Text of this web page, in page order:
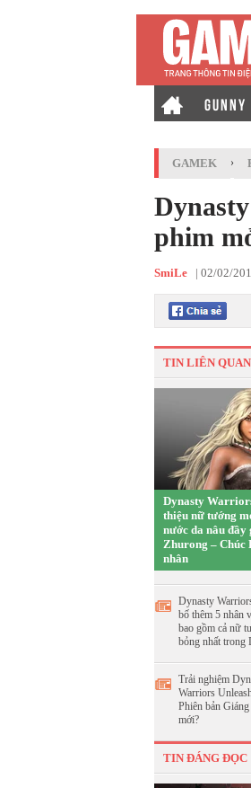
GUNNY
GAMEK ›
phim
SmiLe | 02/02/
TIN LIÊN QUAN
Dynasty
thiệu nữ tướng
nước da nâu đầy
Zhurong – Chúc
nhân
Dynasty
bố thêm 5 nhân
bao gồm cả nữ
bỏng nhất trong
Trải nghiệm
Warriors
Phiên bản
mới?
TIN ĐÁNG ĐỌC